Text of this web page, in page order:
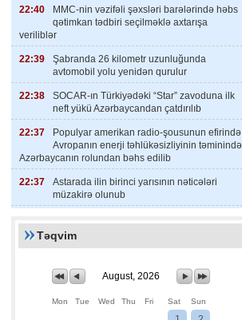
22:40
MMC-nin vəzifəli şəxsləri barələrində həbs
qətimkan tədbiri seçilməklə axtarışa
veriliblər
22:39
Şabranda 26 kilometr uzunluğunda
avtomobil yolu yenidən qurulur
22:38
SOCAR-ın Türkiyədəki “Star” zavoduna ilk
neft yükü Azərbaycandan çatdırılıb
22:37
Populyar amerikan radio-şousunun efirində
Avropanın enerji təhlükəsizliyinin təminində
Azərbaycanın rolundan bəhs edilib
22:37
Astarada ilin birinci yarısının nəticələri
müzakirə olunub
Təqvim
August, 2026
Mon Tue Wed Thu Fri Sat Sun